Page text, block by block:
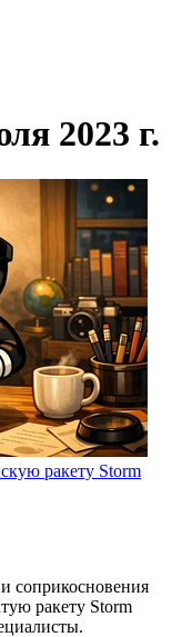
2023 г.
ракету Storm
соприкосновения
ракету Storm